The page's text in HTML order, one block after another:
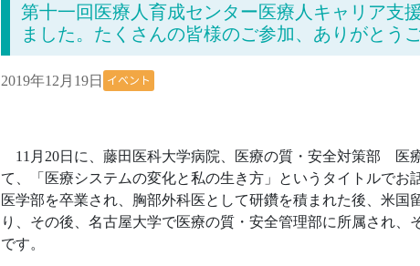
第十一回医療人育成センター医療人キャリア支
ました。たくさんの皆様のご参加、ありがとう
2019年12月19日 イベント
11月20日に、藤田医科大学病院、医療の質・安全対策部 医
て、「医療システムの変化と私の生き方」というタイトルで
医学部を卒業され、胸部外科医として研鑽を積まれた後、米
り、その後、名古屋大学で医療の質・安全管理部に所属され、
です。